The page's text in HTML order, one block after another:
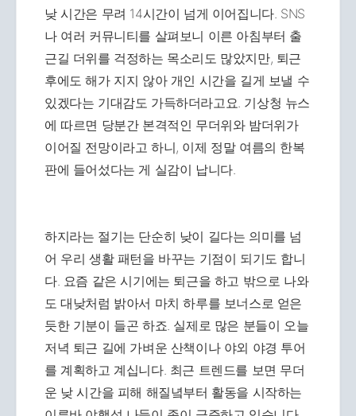
낮 시간은 무려 14시간이 넘게 이어집니다. SNS
나 여러 커뮤니티를 살펴보니 이른 아침부터 출
근길 더위를 걱정하는 목소리도 많았지만, 퇴근
후에도 해가 지지 않아 개인 시간을 길게 보낼 수
있겠다는 기대감도 가득하더라고요. 기상청 뉴스
에 따르면 당분간 본격적인 무더위와 밤더위가
이어질 전망이라고 하니, 이제 정말 여름의 한복
판에 들어섰다는 게 실감이 납니다.
하지라는 절기는 단순히 낮이 길다는 의미를 넘
어 우리 생활 패턴을 바꾸는 기점이 되기도 합니
다. 요즘 같은 시기에는 퇴근을 하고 밖으로 나와
도 대낮처럼 밝아서 마치 하루를 보너스로 얻은
듯한 기분이 들곤 하죠. 실제로 많은 분들이 오늘
저녁 퇴근 길에 가벼운 산책이나 야외 야경 투어
를 계획하고 계십니다. 최근 트렌드를 보면 무더
운 낮 시간을 피해 해질녘부터 활동을 시작하는